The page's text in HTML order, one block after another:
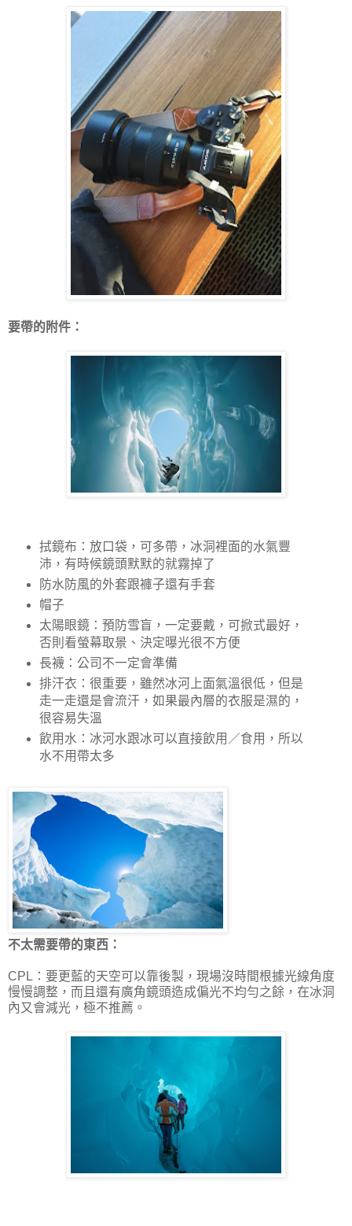
要帶的附件：
拭鏡布：放口袋，可多帶，冰洞裡面的水氣豐
沛，有時候鏡頭默默的就霧掉了
防水防風的外套跟褲子還有手套
帽子
太陽眼鏡：預防雪盲，一定要戴，可掀式最好，
否則看螢幕取景、決定曝光很不方便
長襪：公司不一定會準備
排汗衣：很重要，雖然冰河上面氣溫很低，但是
走一走還是會流汗，如果最內層的衣服是濕的，
很容易失溫
飲用水：冰河水跟冰可以直接飲用／食用，所以
水不用帶太多
不太需要帶的東西：
CPL：要更藍的天空可以靠後製，現場沒時間根據光線角度
慢慢調整，而且還有廣角鏡頭造成偏光不均勻之餘，在冰洞
內又會減光，極不推薦。